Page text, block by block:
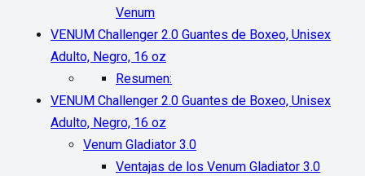
Venum
VENUM Challenger 2.0 Guantes de Boxeo, Unisex
Adulto, Negro, 16 oz
Resumen:
VENUM Challenger 2.0 Guantes de Boxeo, Unisex
Adulto, Negro, 16 oz
Venum Gladiator 3.0
Ventajas de los Venum Gladiator 3.0